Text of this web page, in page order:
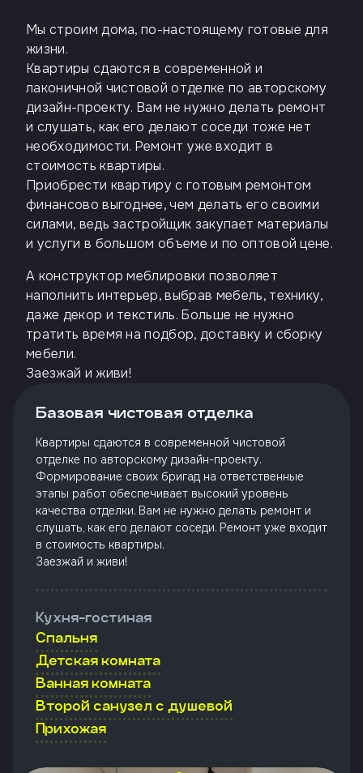
Мы строим дома, по-настоящему готовые для
жизни.
Квартиры сдаются в современной и
лаконичной чистовой отделке по авторскому
дизайн-проекту. Вам не нужно делать ремонт
и слушать, как его делают соседи тоже нет
необходимости. Ремонт уже входит в
стоимость квартиры.
Приобрести квартиру с готовым ремонтом
финансово выгоднее, чем делать его своими
силами, ведь застройщик закупает материалы
и услуги в большом объеме и по оптовой цене.
А конструктор меблировки позволяет
наполнить интерьер, выбрав мебель, технику,
даже декор и текстиль. Больше не нужно
тратить время на подбор, доставку и сборку
мебели.
Заезжай и живи!
Базовая чистовая отделка
Квартиры сдаются в современной чистовой
отделке по авторскому дизайн-проекту.
Формирование своих бригад на ответственные
этапы работ обеспечивает высокий уровень
качества отделки. Вам не нужно делать ремонт и
слушать, как его делают соседи. Ремонт уже входит
в стоимость квартиры.
Заезжай и живи!
Кухня-гостиная
Спальня
Детская комната
Ванная комната
Второй санузел с душевой
Прихожая